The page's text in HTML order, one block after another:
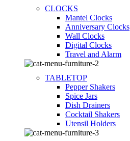
CLOCKS
Mantel Clocks
Anniversary Clocks
Wall Clocks
Digital Clocks
Travel and Alarm
TABLETOP
Pepper Shakers
Spice Jars
Dish Drainers
Сocktail Shakers
Utensil Holders